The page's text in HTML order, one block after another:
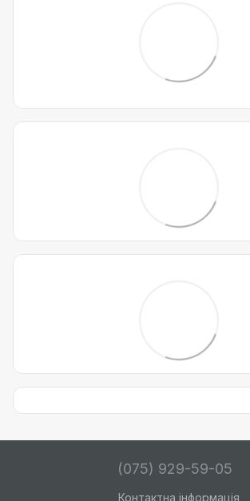
(075) 929-59-05
Контактна інформація